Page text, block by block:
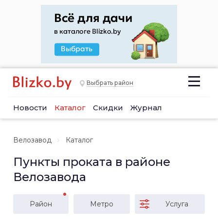
Выбрать район
Новости Каталог Скидки Журнал
Велозавод Каталог
Пункты проката в районе
Велозавода
Район Метро Услуга